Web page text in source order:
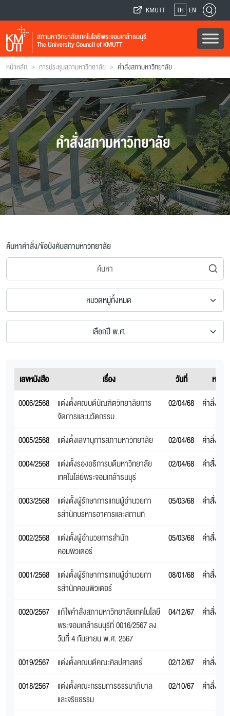
KMUTT TH EN
สภามหาวิทยาลัยเทคโนโลยีพระจอมเกล้าธนบุรี
The University Council of KMUTT
หน้าหลัก > การประชุมสภามหาวิทยาลัย > คำสั่งสภามหาวิทยาลัย
คำสั่งสภามหาวิทยาลัย
ค้นหาคำสั่ง/ข้อบังคับสภามหาวิทยาลัย
หมวดหมู่ทั้งหมด
เลือกปี พ.ศ.
เลขหนังสือ เรื่อง วันที่
หมว
0006/2568
แต่งตั้งคณบดีบัณฑิตวิทยาลัยการ
จัดการและนวัตกรรม
02/04/68 คำสั่งสภ
0005/2568 แต่งตั้งเลขานุการสภามหาวิทยาลัย 02/04/68
คำสั่งสภ
0004/2568
แต่งตั้งรองอธิการบดีมหาวิทยาลัย
เทคโนโลยีพระจอมเกล้าธนบุรี
02/04/68 คำสั่งสภ
0003/2568
แต่งตั้งผู้รักษาการแทนผู้อํานวยกา
รสํานักบริหารอาคารและสถานที่
05/03/68 คำสั่งสภ
0002/2568
แต่งตั้งผู้อํานวยการสํานัก
คอมพิวเตอร์
05/03/68 คำสั่งสภ
0001/2568
แต่งตั้งผู้รักษาการแทนผู้อํานวยกา
รสํานักคอมพิวเตอร์
08/01/68 คำสั่งสภ
0020/2567
แก้ไขคําสั่งสภามหาวิทยาลัยเทคโนโลยี
พระจอมเกล้าธนบุรีที่ 0016/2567 ลง
วันที่ 4 กันยายน พ.ศ. 2567
04/12/67 คำสั่งสภ
0019/2567 แต่งตั้งคณบดีคณะคิลปศาสตร์ 02/12/67
คำสั่งสภ
0018/2567
แต่งตั้งคณะกรรมการธรรมาภิบาล
และจริยธรรม
02/10/67 คำสั่งสภ